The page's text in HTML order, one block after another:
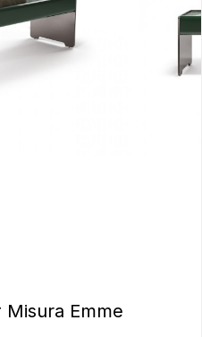
Misura Emme